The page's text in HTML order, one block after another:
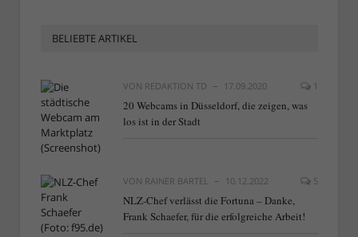
BELIEBTE ARTIKEL
VON REDAKTION TD 17.09.2020 1
20 Webcams in Düsseldorf, die zeigen, was
los ist in der Stadt
VON RAINER BARTEL 10.12.2022 5
NLZ-Chef verlässt die Fortuna – Danke,
Frank Schaefer, für die erfolgreiche Arbeit!